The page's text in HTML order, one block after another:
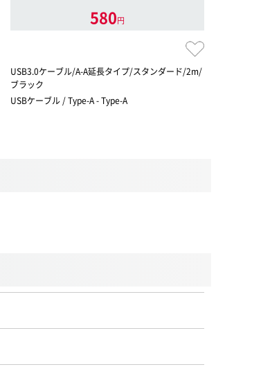
580円
USB3.0ケーブル/A-A延長タイプ/スタンダード/2m/
ブラック
USBケーブル / Type-A - Type-A